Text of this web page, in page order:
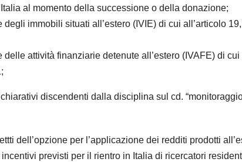
al momento della successione o della donazione;
degli immobili situati all’estero (IVIE) di cui all’articolo
delle attività finanziarie detenute all’estero (IVAFE) di
discendenti dalla disciplina sul cd.
dell’opzione per l’applicazione dei redditi prodotti
previsti per il rientro in Italia di ricercatori